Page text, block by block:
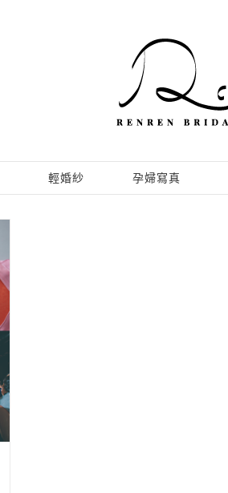
輕婚紗 孕婦寫真